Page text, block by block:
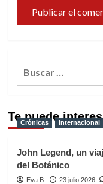
Te puede
Crónicas Internacional
John Legend, un
del Botánico
Eva B. 23 julio 2026